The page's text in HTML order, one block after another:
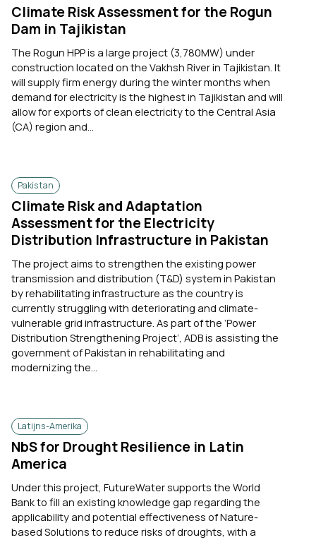
Climate Risk Assessment for the Rogun
Dam in Tajikistan
The Rogun HPP is a large project (3,780MW) under
construction located on the Vakhsh River in Tajikistan. It
will supply firm energy during the winter months when
demand for electricity is the highest in Tajikistan and will
allow for exports of clean electricity to the Central Asia
(CA) region and...
Pakistan
Climate Risk and Adaptation
Assessment for the Electricity
Distribution Infrastructure in Pakistan
The project aims to strengthen the existing power
transmission and distribution (T&D) system in Pakistan
by rehabilitating infrastructure as the country is
currently struggling with deteriorating and climate-
vulnerable grid infrastructure. As part of the ‘Power
Distribution Strengthening Project’, ADB is assisting the
government of Pakistan in rehabilitating and
modernizing the...
Latijns-Amerika
NbS for Drought Resilience in Latin
America
Under this project, FutureWater supports the World
Bank to fill an existing knowledge gap regarding the
applicability and potential effectiveness of Nature-
based Solutions to reduce risks of droughts, with a